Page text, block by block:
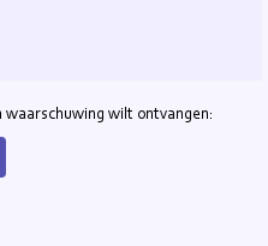
waarschuwing wilt ontvangen: